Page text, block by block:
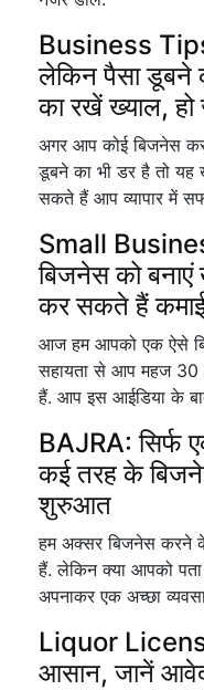
Business
लेकिन पैसा डूबने
का रखें ख्याल,
अगर आप कोई बिजनेस
डूबने का भी डर है तो
सकते हैं आप व्यापार में
Small
बिजनेस को बनाएं
कर सकते हैं
आज हम आपको एक ऐसे
सहायता से आप महज 30
हैं. आप इस आईडिया के
BAJRA:
कई तरह के
शुरुआत
हम अक्सर बिजनेस करने
हैं. लेकिन क्या आपको
अपनाकर एक अच्छा
Liquor
आसान, जानें